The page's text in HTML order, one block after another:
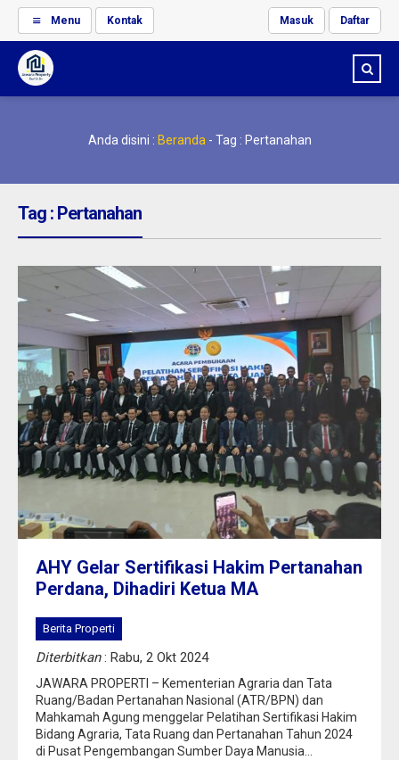
Menu Kontak Masuk Daftar
Anda disini : Beranda - Tag : Pertanahan
Tag : Pertanahan
AHY Gelar Sertifikasi Hakim Pertanahan
Perdana, Dihadiri Ketua MA
Berita Properti
Diterbitkan: Rabu, 2 Okt 2024
JAWARA PROPERTI – Kementerian Agraria dan Tata
Ruang/Badan Pertanahan Nasional (ATR/BPN) dan
Mahkamah Agung menggelar Pelatihan Sertifikasi Hakim
Bidang Agraria, Tata Ruang dan Pertanahan Tahun 2024
di Pusat Pengembangan Sumber Daya Manusia...